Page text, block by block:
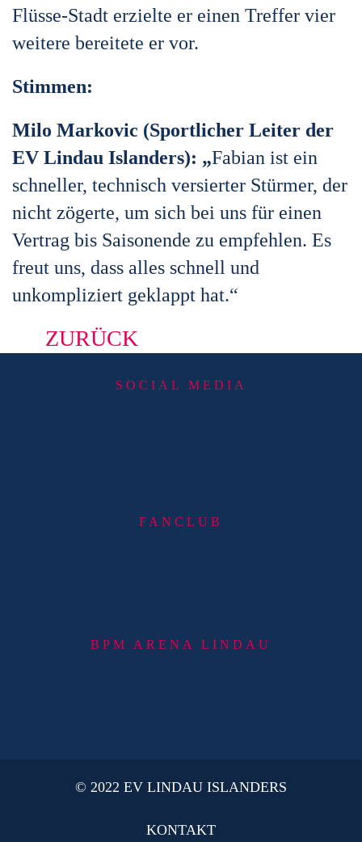
Flüsse-Stadt erzielte er einen Treffer vier
weitere bereitete er vor.
Stimmen:
Milo Markovic (Sportlicher Leiter der
EV Lindau Islanders): „Fabian ist ein
schneller, technisch versierter Stürmer, der
nicht zögerte, um sich bei uns für einen
Vertrag bis Saisonende zu empfehlen. Es
freut uns, dass alles schnell und
unkompliziert geklappt hat.“
ZURÜCK
SOCIAL MEDIA
FANCLUB
BPM ARENA LINDAU
© 2022 EV LINDAU ISLANDERS
KONTAKT